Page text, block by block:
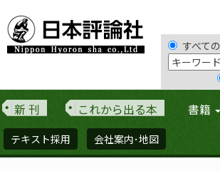
すべて
新 刊 これから出る本 書籍
テキスト採用 会社案内･地図